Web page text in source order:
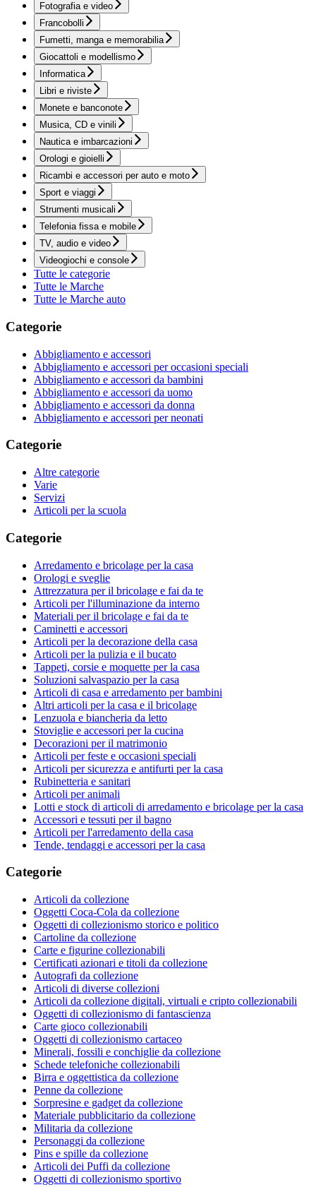
Fotografia e video
Francobolli
Fumetti, manga e memorabilia
Giocattoli e modellismo
Informatica
Libri e riviste
Monete e banconote
Musica, CD e vinili
Nautica e imbarcazioni
Orologi e gioielli
Ricambi e accessori per auto e moto
Sport e viaggi
Strumenti musicali
Telefonia fissa e mobile
TV, audio e video
Videogiochi e console
Tutte le categorie
Tutte le Marche
Tutte le Marche auto
Categorie
Abbigliamento e accessori
Abbigliamento e accessori per occasioni speciali
Abbigliamento e accessori da bambini
Abbigliamento e accessori da uomo
Abbigliamento e accessori da donna
Abbigliamento e accessori per neonati
Categorie
Altre categorie
Varie
Servizi
Articoli per la scuola
Categorie
Arredamento e bricolage per la casa
Orologi e sveglie
Attrezzatura per il bricolage e fai da te
Articoli per l'illuminazione da interno
Materiali per il bricolage e fai da te
Caminetti e accessori
Articoli per la decorazione della casa
Articoli per la pulizia e il bucato
Tappeti, corsie e moquette per la casa
Soluzioni salvaspazio per la casa
Articoli di casa e arredamento per bambini
Altri articoli per la casa e il bricolage
Lenzuola e biancheria da letto
Stoviglie e accessori per la cucina
Decorazioni per il matrimonio
Articoli per feste e occasioni speciali
Articoli per sicurezza e antifurti per la casa
Rubinetteria e sanitari
Articoli per animali
Lotti e stock di articoli di arredamento e bricolage per la casa
Accessori e tessuti per il bagno
Articoli per l'arredamento della casa
Tende, tendaggi e accessori per la casa
Categorie
Articoli da collezione
Oggetti Coca-Cola da collezione
Oggetti di collezionismo storico e politico
Cartoline da collezione
Carte e figurine collezionabili
Certificati azionari e titoli da collezione
Autografi da collezione
Articoli di diverse collezioni
Articoli da collezione digitali, virtuali e cripto collezionabili
Oggetti di collezionismo di fantascienza
Carte gioco collezionabili
Oggetti di collezionismo cartaceo
Minerali, fossili e conchiglie da collezione
Schede telefoniche collezionabili
Birra e oggettistica da collezione
Penne da collezione
Sorpresine e gadget da collezione
Materiale pubblicitario da collezione
Militaria da collezione
Personaggi da collezione
Pins e spille da collezione
Articoli dei Puffi da collezione
Oggetti di collezionismo sportivo